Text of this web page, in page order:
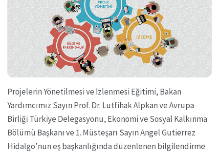
Projelerin Yönetilmesi ve İzlenmesi Eğitimi, Bakan
Yardımcımız Sayın Prof. Dr. Lutfihak Alpkan ve Avrupa
Birliği Türkiye Delegasyonu, Ekonomi ve Sosyal Kalkınma
Bölümü Başkanı ve 1. Müsteşarı Sayın Angel Gutierrez
Hidalgo’nun eş başkanlığında düzenlenen bilgilendirme